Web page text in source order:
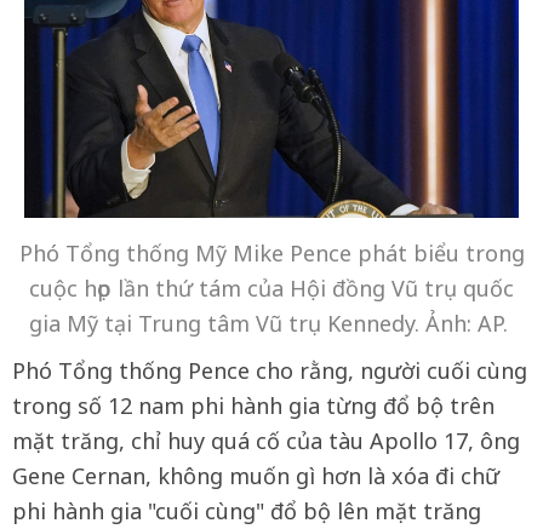
Phó Tổng thống Mỹ Mike Pence phát biểu trong
cuộc họp lần thứ tám của Hội đồng Vũ trụ quốc
gia Mỹ tại Trung tâm Vũ trụ Kennedy. Ảnh: AP.
Phó Tổng thống Pence cho rằng, người cuối cùng
trong số 12 nam phi hành gia từng đổ bộ trên
mặt trăng, chỉ huy quá cố của tàu Apollo 17, ông
Gene Cernan, không muốn gì hơn là xóa đi chữ
phi hành gia "cuối cùng" đổ bộ lên mặt trăng